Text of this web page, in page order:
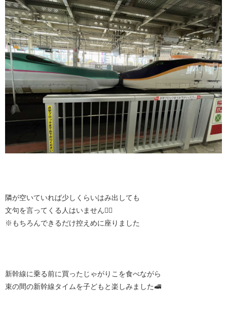
隣が空いていれば少しくらいはみ出しても
文句を言ってくる人はいません😮‍💨
※もちろんできるだけ控えめに座りました
新幹線に乗る前に買ったじゃがりこを食べながら
束の間の新幹線タイムを子どもと楽しみました🚅